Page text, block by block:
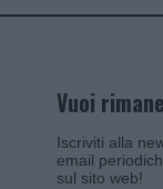
Vuoi
Iscriviti alla
email
sul sito web!